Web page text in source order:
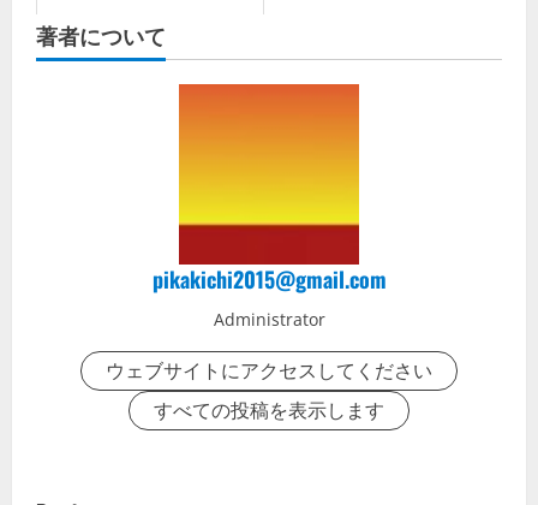
著者について
pikakichi2015@gmail.com
Administrator
ウェブサイトにアクセスしてください
すべての投稿を表示します